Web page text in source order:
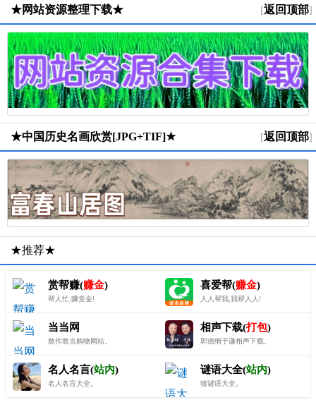
★网站资源整理下载★ [返回顶部]
★中国历史名画欣赏[JPG+TIF]★ [返回顶部]
★推荐★
赏帮赚(赚金)
帮人忙,赚赏金!
喜爱帮(赚金)
人人帮我,我帮人人!
当当网
敢作敢当购物网站。
相声下载(打包)
郭德纲于谦相声下载。
名人名言(站内)
名人名言大全。
谜语大全(站内)
猜谜语大全。